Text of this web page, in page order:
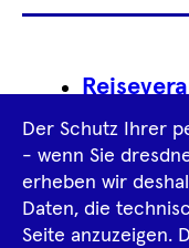
Der Schutz Ihrer
- wenn Sie
erheben wir
Daten, die
Seite anzuzeigen.